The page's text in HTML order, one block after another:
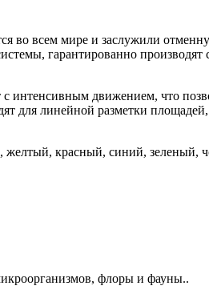
во всем мире и заслужили
гарантированно
интенсивным движением, что
для линейной разметки
желтый, красный, синий, зеленый,
флоры и фауны..